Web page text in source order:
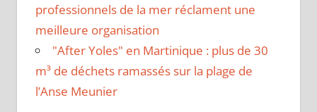
professionnels de la mer réclament une
meilleure organisation
"After Yoles" en Martinique : plus de 30
m³ de déchets ramassés sur la plage de
l’Anse Meunier